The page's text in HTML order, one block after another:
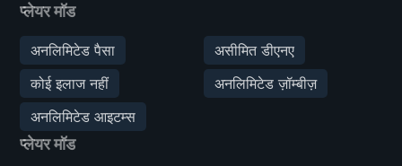
प्लेयर मॉड
अनलिमिटेड पैसा
असीमित डीएनए
कोई इलाज नहीं
अनलिमिटेड ज़ॉम्बीज़
अनलिमिटेड आइटम्स
प्लेयर मॉड